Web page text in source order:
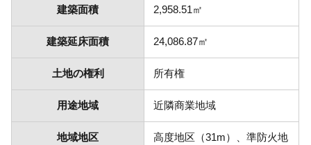
建築面積 2,958.51㎡
建築延床面積 24,086.87㎡
土地の権利 所有権
用途地域 近隣商業地域
地域地区
高度地区（31m）、準防火地